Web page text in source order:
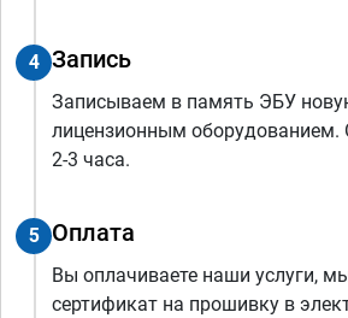
4 Запись
Записываем в память ЭБУ
лицензионным оборудованием.
2-3 часа.
5 Оплата
Вы оплачиваете наши услуги,
сертификат на прошивку в